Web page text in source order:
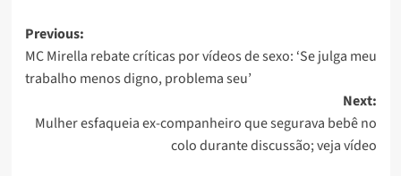
Post
navigation
Previous:
MC Mirella rebate críticas por vídeos de sexo: ‘Se julga meu
trabalho menos digno, problema seu’
Next:
Mulher esfaqueia ex-companheiro que segurava bebê no
colo durante discussão; veja vídeo